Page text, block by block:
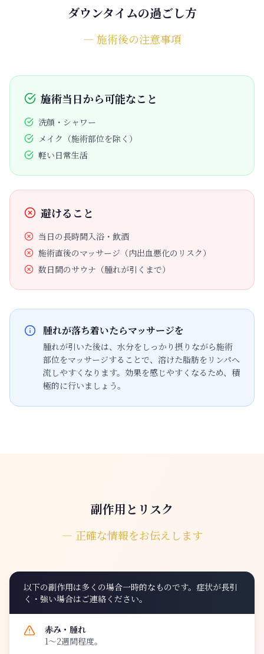
ダウンタイムの過ごし方
― 施術後の注意事項
施術当日から可能なこと
洗顔・シャワー
メイク（施術部位を除く）
軽い日常生活
避けること
当日の長時間入浴・飲酒
施術直後のマッサージ（内出血悪化のリスク）
数日間のサウナ（腫れが引くまで）
腫れが落ち着いたらマッサージを
腫れが引いた後は、水分をしっかり摂りながら施術
部位をマッサージすることで、溶けた脂肪をリンパへ
流しやすくなります。効果を感じやすくなるため、積
極的に行いましょう。
副作用とリスク
― 正確な情報をお伝えします
以下の副作用は多くの場合一時的なものです。症状が長引
く・強い場合はご連絡ください。
赤み・腫れ
1～2週間程度。